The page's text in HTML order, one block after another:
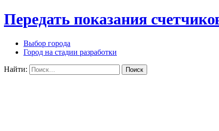
Передать показания
Выбор города
Город на стадии разработки
Найти: